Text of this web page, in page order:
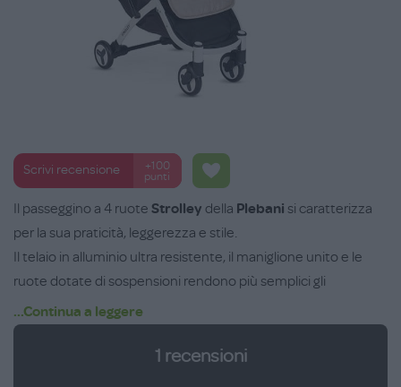
Scrivi recensione
+100
punti
Il passeggino a 4 ruote Strolley della Plebani si caratterizza
per la sua praticità, leggerezza e stile.
Il telaio in alluminio ultra resistente, il maniglione unito e le
ruote dotate di sospensioni rendono più semplici gli
spostamenti e la guida con una sola mano. Inoltre le ruote
anteriori possono essere piroettanti o fisse. Il freno di
stazionamento invece è azionabile tramite pedale sulle ruote
...Continua a leggere
1 recensioni